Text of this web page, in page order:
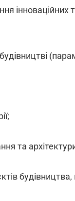
інноваційних
та